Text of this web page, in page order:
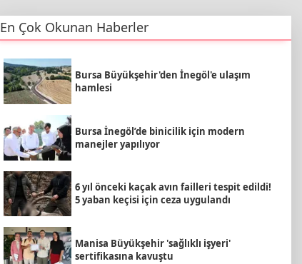
En Çok Okunan Haberler
Bursa Büyükşehir'den İnegöl'e ulaşım
hamlesi
Bursa İnegöl’de binicilik için modern
manejler yapılıyor
6 yıl önceki kaçak avın failleri tespit edildi!
5 yaban keçisi için ceza uygulandı
Manisa Büyükşehir 'sağlıklı işyeri'
sertifikasına kavuştu